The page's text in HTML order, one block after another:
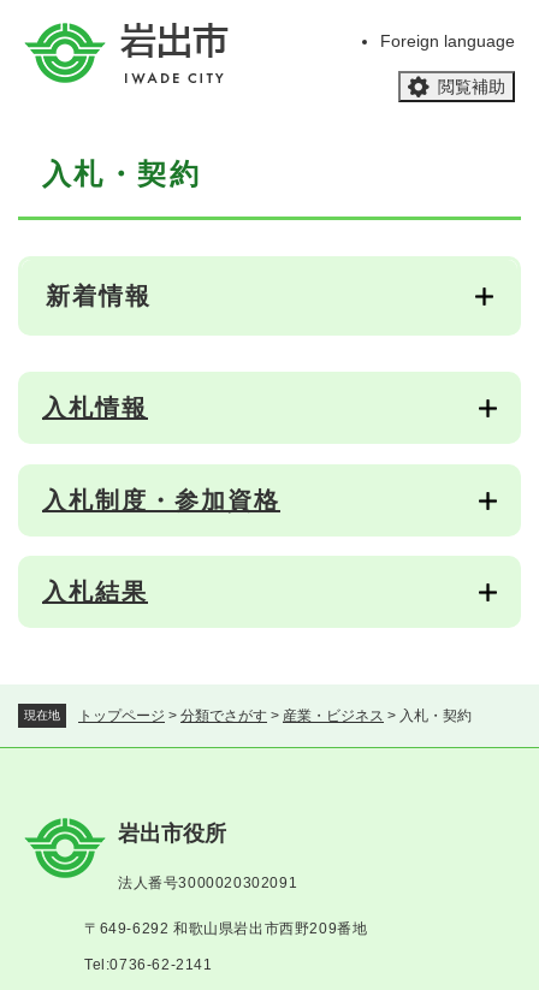
Foreign language
閲覧補助
現在地 トップページ > 分類でさがす > 産業・ビジネス > 入札・契約
入札・契約
新着情報
入札情報
入札制度・参加資格
入札結果
岩出市役所
法人番号3000020302091
〒649-6292 和歌山県岩出市西野209番地
Tel:0736-62-2141